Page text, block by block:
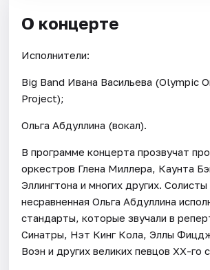
О концерте
Исполнители:
Big Band Ивана Васильева (Olympic
Project);
Ольга Абдуллина (вокал).
В программе концерта прозвучат
оркестров Глена Миллера, Каунта
Эллингтона и многих других.
несравненная Ольга Абдуллина
стандарты, которые звучали в
Синатры, Нэт Кинг Кола, Эллы
Воэн и других великих певцов XX-го